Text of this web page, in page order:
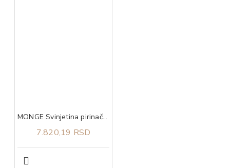
MONGE Svinjetina pirinač i krompir za sve rase adult 12kg
7.820,19 RSD